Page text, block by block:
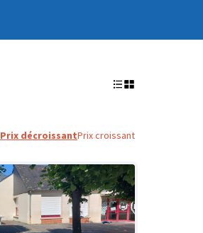
Prix décroissantPrix croissant